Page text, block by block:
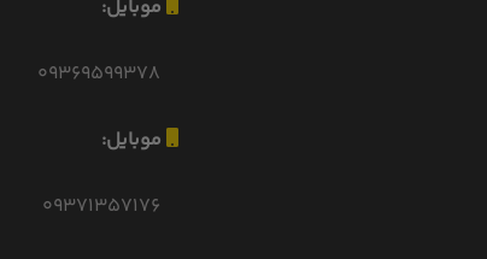
موبایل:
09369599378
موبایل:
09371357176